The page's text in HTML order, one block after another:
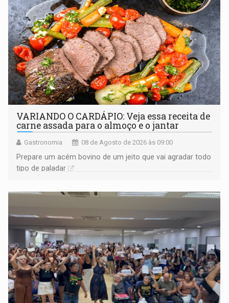
VARIANDO O CARDÁPIO: Veja essa receita de
carne assada para o almoço e o jantar
Gastronomia 08 de Agosto de 2026 às 09:00
Prepare um acém bovino de um jeito que vai agradar todo
tipo de paladar